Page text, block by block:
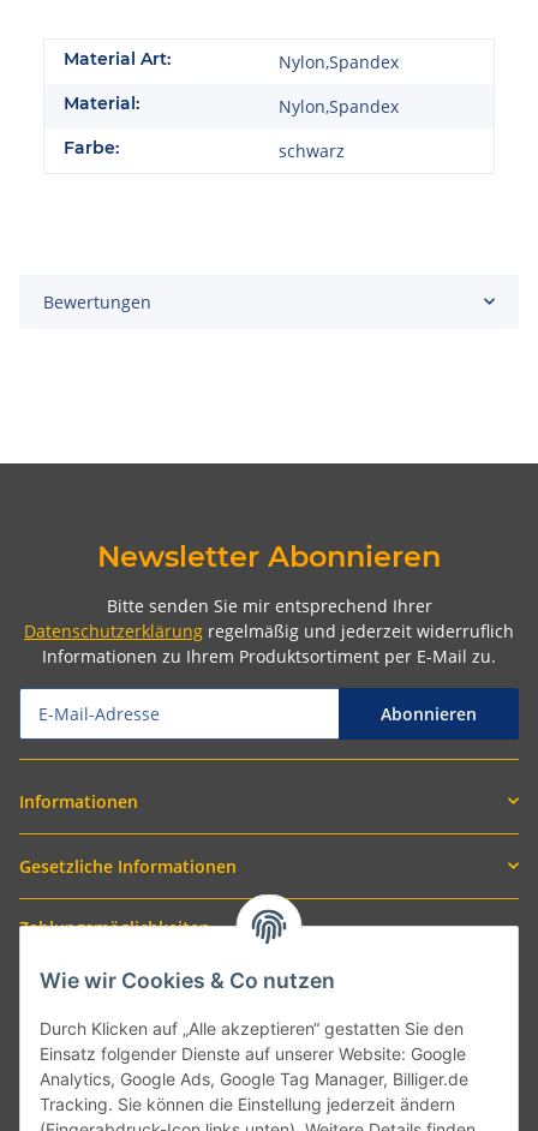
Material Art: Nylon,Spandex
Material: Nylon,Spandex
Farbe: schwarz
Bewertungen
Newsletter Abonnieren
Bitte senden Sie mir entsprechend Ihrer
Datenschutzerklärung regelmäßig und jederzeit widerruflich
Informationen zu Ihrem Produktsortiment per E-Mail zu.
Abonnieren
Informationen
Gesetzliche Informationen
Zahlungsmöglichkeiten
Wie wir Cookies & Co nutzen
Durch Klicken auf „Alle akzeptieren“ gestatten Sie den
Einsatz folgender Dienste auf unserer Website: Google
Analytics, Google Ads, Google Tag Manager, Billiger.de
Tracking. Sie können die Einstellung jederzeit ändern